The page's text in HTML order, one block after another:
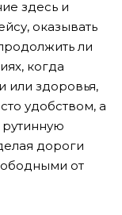
здесь и
оказывать
ли
когда
или здоровья,
удобством, а
дороги
от